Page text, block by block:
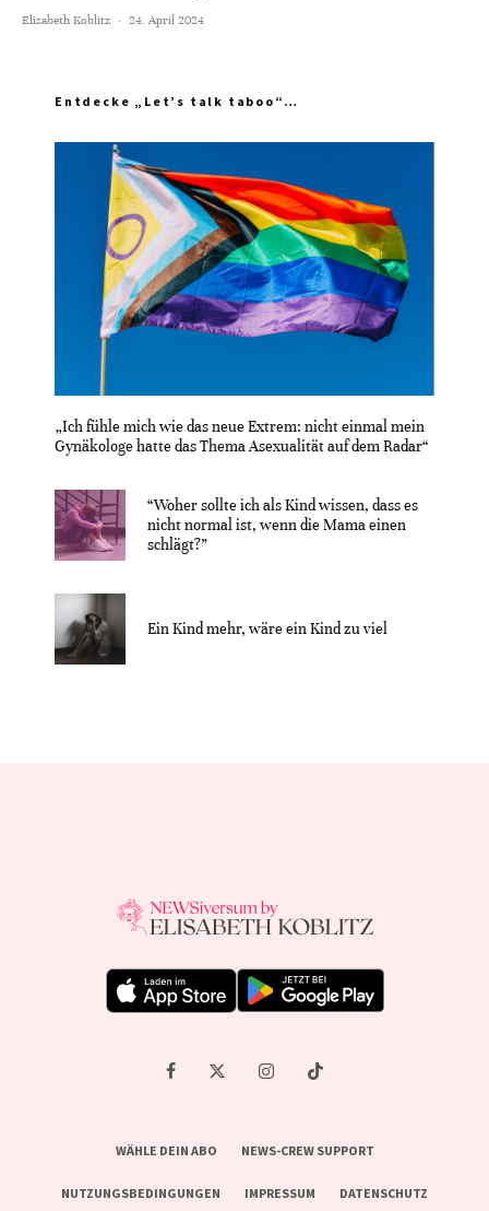
Elisabeth Koblitz · 24. April 2024
Entdecke „Let’s talk taboo“…
„Ich fühle mich wie das neue Extrem: nicht einmal mein
Gynäkologe hatte das Thema Asexualität auf dem Radar“
“Woher sollte ich als Kind wissen, dass es
nicht normal ist, wenn die Mama einen
schlägt?”
Ein Kind mehr, wäre ein Kind zu viel
WÄHLE DEIN ABO NEWS-CREW SUPPORT
NUTZUNGSBEDINGUNGEN IMPRESSUM DATENSCHUTZ